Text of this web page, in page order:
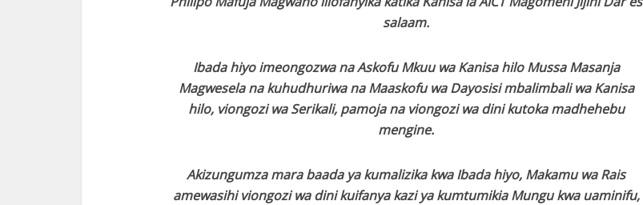
salaam.
Ibada hiyo imeongozwa na Askofu Mkuu wa Kanisa hilo Mussa Masanja
Magwesela na kuhudhuriwa na Maaskofu wa Dayosisi mbalimbali wa Kanisa
hilo, viongozi wa Serikali, pamoja na viongozi wa dini kutoka madhehebu
mengine.
Akizungumza mara baada ya kumalizika kwa Ibada hiyo, Makamu wa Rais
amewasihi viongozi wa dini kuifanya kazi ya kumtumikia Mungu kwa uaminifu,